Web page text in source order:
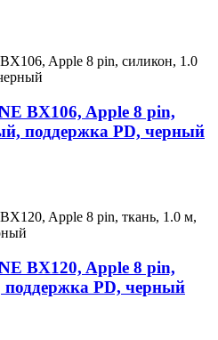
BX106, Apple 8 pin,
поддержка PD, черный
BX120, Apple 8 pin,
PD, черный